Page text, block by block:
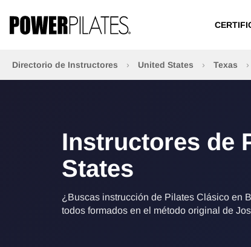
Directorio de Instructores › United States › Texas ›
Instructores de
States
¿Buscas instrucción de Pilates Clásico en
todos formados en el método original de